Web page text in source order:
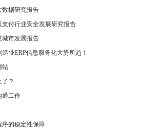
数据研究报告
付行业安全发展研究报告
城市发展报告
业ERP信息服务化大势所趋！
站
？
通工作
序的稳定性保障